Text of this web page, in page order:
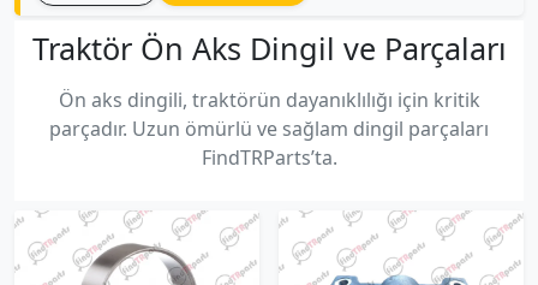
Traktör Ön Aks Dingil ve Parçaları
Ön aks dingili, traktörün dayanıklılığı için kritik
parçadır. Uzun ömürlü ve sağlam dingil parçaları
FindTRParts’ta.